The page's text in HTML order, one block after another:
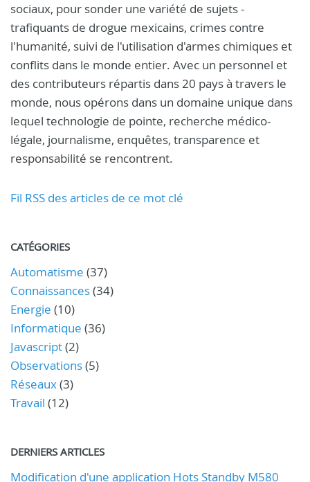
sociaux, pour sonder une variété de sujets -
trafiquants de drogue mexicains, crimes contre
l'humanité, suivi de l'utilisation d'armes chimiques et
conflits dans le monde entier. Avec un personnel et
des contributeurs répartis dans 20 pays à travers le
monde, nous opérons dans un domaine unique dans
lequel technologie de pointe, recherche médico-
légale, journalisme, enquêtes, transparence et
responsabilité se rencontrent.
Fil RSS des articles de ce mot clé
CATÉGORIES
Automatisme (37)
Connaissances(34)
Energie (10)
Informatique (36)
Javascript(2)
Observations(5)
Réseaux(3)
Travail (12)
DERNIERS ARTICLES
Modification d'une application Hots Standby M580